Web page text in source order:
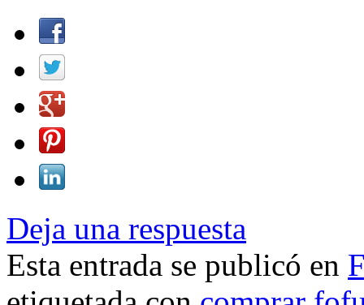
Deja una respuesta
Esta entrada se publicó en